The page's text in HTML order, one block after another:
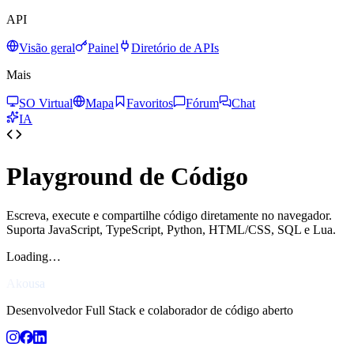
API
Visão geral Painel
Diretório de APIs
Mais
SO Virtual Mapa Favoritos Fórum
Chat
IA
Playground de Código
Escreva, execute e compartilhe código diretamente no navegador.
Suporta JavaScript, TypeScript, Python, HTML/CSS, SQL e Lua.
Loading…
Akousa
Desenvolvedor Full Stack e colaborador de código aberto